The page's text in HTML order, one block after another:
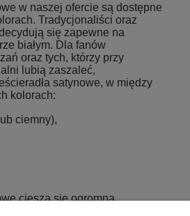
w naszej ofercie są dostępne
Tradycjonaliści oraz
się zapewne na
białym. Dla fanów
oraz tych, którzy przy
lubią zaszaleć,
satynowe, w między
kolorach:
ciemny),
cieszą się ogromną